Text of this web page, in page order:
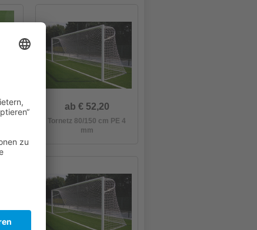
ab € 52,20
Tornetz 80/150 cm PE 4
mm